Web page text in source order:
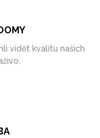
vidět kvalitu našich